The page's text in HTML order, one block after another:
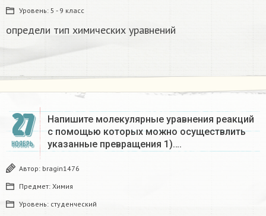
Уровень: 5 - 9 класс
определи тип химических уравнений
27
НОЯБРЬ
Напишите молекулярные уравнения реакций
с помощью которых можно осуществлить
указанные превращения 1)….
Автор: bragin1476
Предмет: Химия
Уровень: студенческий